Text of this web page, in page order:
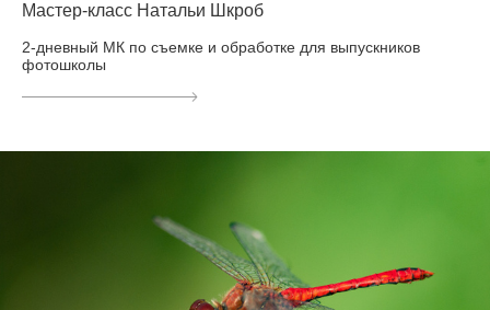
Мастер-класс Натальи Шкроб
2-дневный МК по съемке и обработке для выпускников
фотошколы